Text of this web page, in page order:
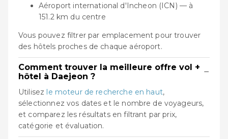
Aéroport international d'Incheon (ICN) — à
151.2 km du centre
Vous pouvez filtrer par emplacement pour trouver
des hôtels proches de chaque aéroport.
Comment trouver la meilleure offre vol +
hôtel à Daejeon ?
−
Utilisez le moteur de recherche en haut,
sélectionnez vos dates et le nombre de voyageurs,
et comparez les résultats en filtrant par prix,
catégorie et évaluation.